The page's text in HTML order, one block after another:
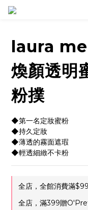
laura
煥顏透明
粉撲
◆第一名定妝蜜粉
◆持久定妝
◆薄透的霧面遮瑕
◆輕透細緻不卡粉
全店，全館消費滿
全店，滿399贈